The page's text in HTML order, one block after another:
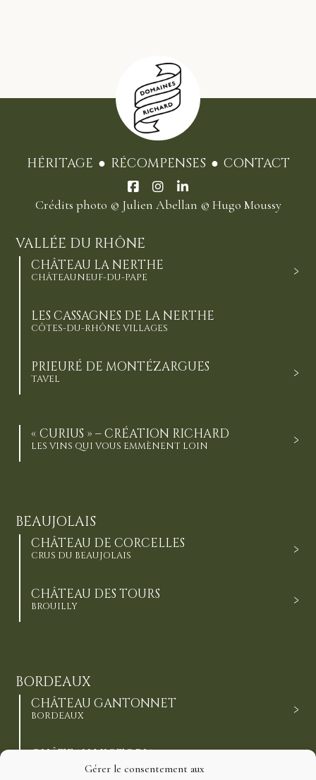
Gérer le consentement aux
HÉRITAGE RÉCOMPENSES CONTACT
Crédits photo © Julien Abellan © Hugo Moussy
VALLÉE DU RHÔNE
CHÂTEAU LA NERTHE
CHÂTEAUNEUF-DU-PAPE
LES CASSAGNES DE LA NERTHE
CÔTES-DU-RHÔNE VILLAGES
PRIEURÉ DE MONTÉZARGUES
TAVEL
« CURIUS » – CRÉATION RICHARD
LES VINS QUI VOUS EMMÈNENT LOIN
BEAUJOLAIS
CHÂTEAU DE CORCELLES
CRUS DU BEAUJOLAIS
CHÂTEAU DES TOURS
BROUILLY
BORDEAUX
CHÂTEAU GANTONNET
BORDEAUX
CHÂTEAU VICTORIA
HAUT-MÉDOC CRUS BOURGEOIS